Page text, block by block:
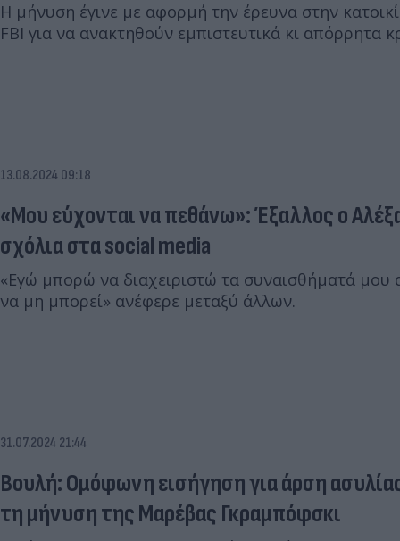
Η μήνυση έγινε με αφορμή την έρευνα στην
FBI για να ανακτηθούν εμπιστευτικά κι απόρρητα
13.08.2024 09:18
«Μου εύχονται να πεθάνω»: Έξαλλος ο
σχόλια στα social media
«Εγώ μπορώ να διαχειριστώ τα συναισθήματά μου
να μη μπορεί» ανέφερε μεταξύ άλλων.
31.07.2024 21:44
Βουλή: Ομόφωνη εισήγηση για άρση
τη μήνυση της Μαρέβας Γκραμπόφσκι